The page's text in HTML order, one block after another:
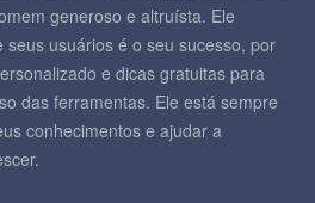
generoso e altruísta. Ele
usuários é o seu sucesso, por
e dicas gratuitas para
das ferramentas. Ele está sempre
conhecimentos e ajudar a